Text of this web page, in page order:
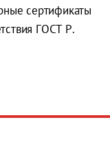
сертификаты
ГОСТ Р.